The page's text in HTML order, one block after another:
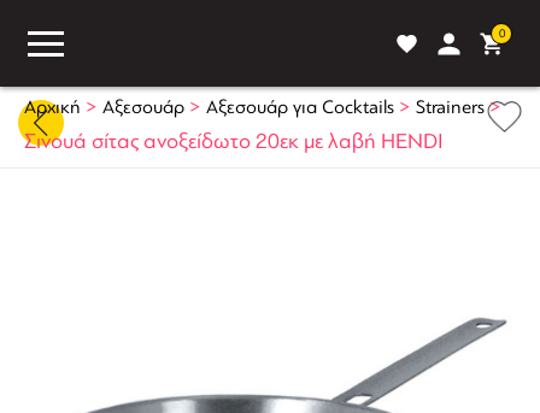
0
Αρχική > Αξεσουάρ > Αξεσουάρ για Cocktails > Strainers>
Σινουά σίτας ανοξείδωτο 20εκ με λαβή HENDI